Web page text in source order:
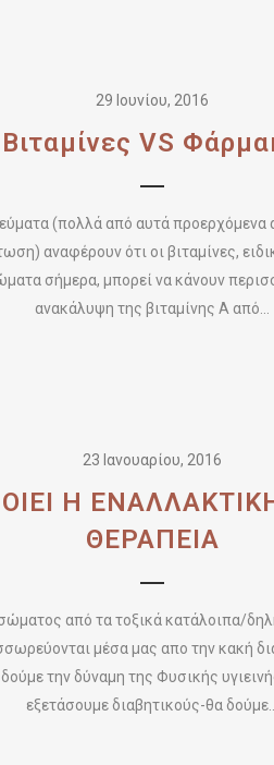
29 Ιουνίου, 2016
Βιταμίνες VS
(πολλά από αυτά
αναφέρουν ότι οι βιταμίνες,
σήμερα, μπορεί να κάνουν
ανακάλυψη της βιταμίνης Α από...
23 Ιανουαρίου, 2016
Η
ΘΕΡΑΠΕΙΑ
από τα τοξικά κατάλοιπα/
μέσα μας απο την κακή
την δύναμη της Φυσικής
εξετάσουμε διαβητικούς-θα δούμε...